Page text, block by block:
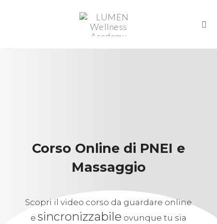
Corso Online di PNEI e
Massaggio
Scopri il video corso da guardare online
e sincronizzabile ovunque tu sia